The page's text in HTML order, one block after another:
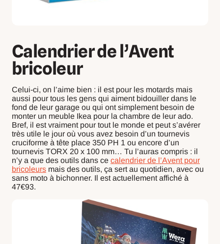
Calendrier de l’Avent
bricoleur
Celui-ci, on l’aime bien : il est pour les motards mais
aussi pour tous les gens qui aiment bidouiller dans le
fond de leur garage ou qui ont simplement besoin de
monter un meuble Ikea pour la chambre de leur ado.
Bref, il est vraiment pour tout le monde et peut s’avérer
très utile le jour où vous avez besoin d’un tournevis
cruciforme à tête place 350 PH 1 ou encore d’un
tournevis TORX 20 x 100 mm… Tu l’auras compris : il
n’y a que des outils dans ce calendrier de l’Avent pour
bricoleurs mais des outils, ça sert au quotidien, avec ou
sans moto à bichonner. Il est actuellement affiché à
47€93.